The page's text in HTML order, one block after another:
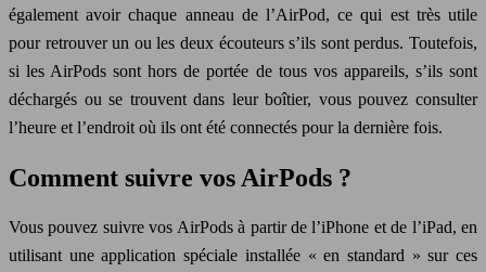
également avoir chaque anneau de l’AirPod, ce qui est très utile
pour retrouver un ou les deux écouteurs s’ils sont perdus. Toutefois,
si les AirPods sont hors de portée de tous vos appareils, s’ils sont
déchargés ou se trouvent dans leur boîtier, vous pouvez consulter
l’heure et l’endroit où ils ont été connectés pour la dernière fois.
Comment suivre vos AirPods ?
Vous pouvez suivre vos AirPods à partir de l’iPhone et de l’iPad, en
utilisant une application spéciale installée « en standard » sur ces